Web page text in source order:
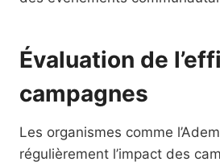
Évaluation de
campagnes
Les organismes comme
régulièrement l’impact des